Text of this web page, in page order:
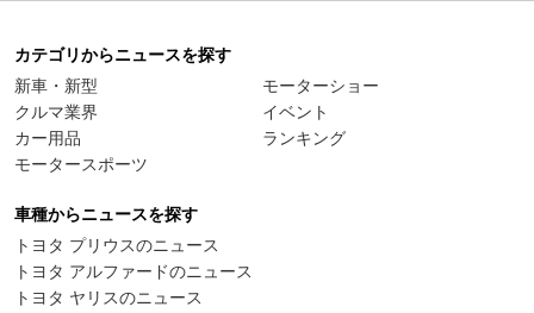
カテゴリからニュースを探す
新車・新型
クルマ業界
カー用品
モータースポーツ
モーターショー
イベント
ランキング
車種からニュースを探す
トヨタ プリウスのニュース
トヨタ アルファードのニュース
トヨタ ヤリスのニュース